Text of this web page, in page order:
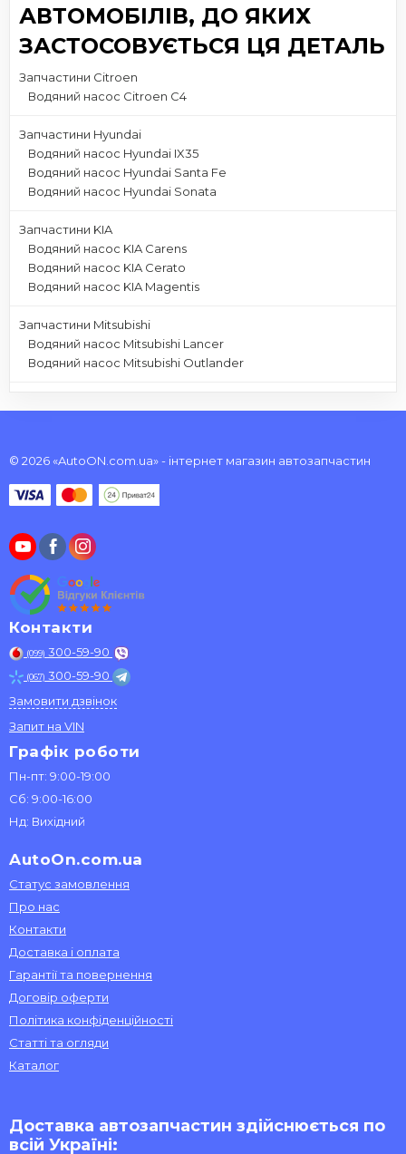
АВТОМОБІЛІВ, ДО ЯКИХ
ЗАСТОСОВУЄТЬСЯ ЦЯ ДЕТАЛЬ
Запчастини Citroen
Водяний насос Citroen C4
Запчастини Hyundai
Водяний насос Hyundai IX35
Водяний насос Hyundai Santa Fe
Водяний насос Hyundai Sonata
Запчастини KIA
Водяний насос KIA Carens
Водяний насос KIA Cerato
Водяний насос KIA Magentis
Запчастини Mitsubishi
Водяний насос Mitsubishi Lancer
Водяний насос Mitsubishi Outlander
© 2026 «AutoON.com.ua» - інтернет магазин автозапчастин
Контакти
(099) 300-59-90
(067) 300-59-90
Замовити дзвінок
Запит на VIN
Графік роботи
Пн-пт: 9:00-19:00
Сб: 9:00-16:00
Нд: Вихідний
AutoOn.com.ua
Статус замовлення
Про нас
Контакти
Доставка і оплата
Гарантії та повернення
Договір оферти
Політика конфіденційності
Статті та огляди
Каталог
Доставка автозапчастин здійснюється по
всій Україні: